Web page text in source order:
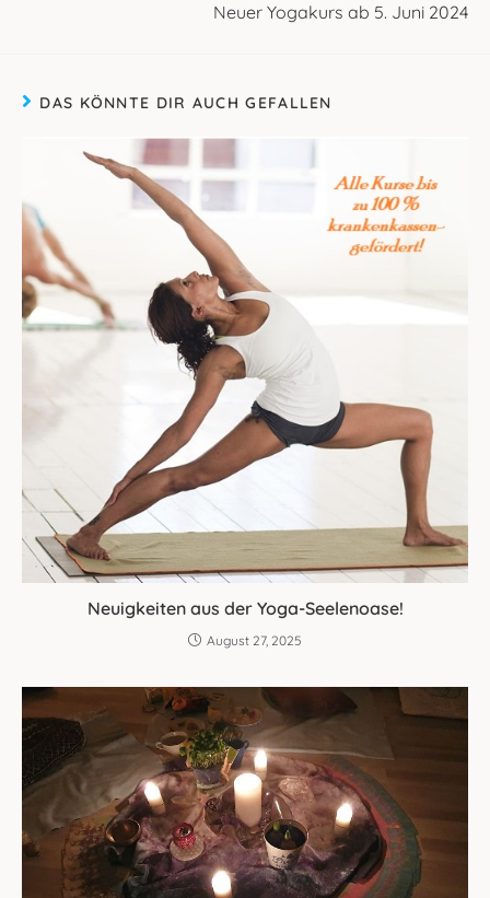
Neuer Yogakurs ab 5. Juni 2024
DAS KÖNNTE DIR AUCH GEFALLEN
Neuigkeiten aus der Yoga-Seelenoase!
August 27, 2025